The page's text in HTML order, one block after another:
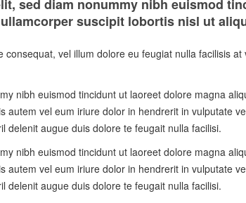
sed diam nonummy nibh euismod
suscipit lobortis nisl ut
vel illum dolore eu feugiat nulla facilisis
nibh euismod tincidunt ut laoreet dolore magna
vel eum iriure dolor in hendrerit in vulputate
delenit augue duis dolore te feugait nulla facilisi.
nibh euismod tincidunt ut laoreet dolore magna
vel eum iriure dolor in hendrerit in vulputate
delenit augue duis dolore te feugait nulla facilisi.